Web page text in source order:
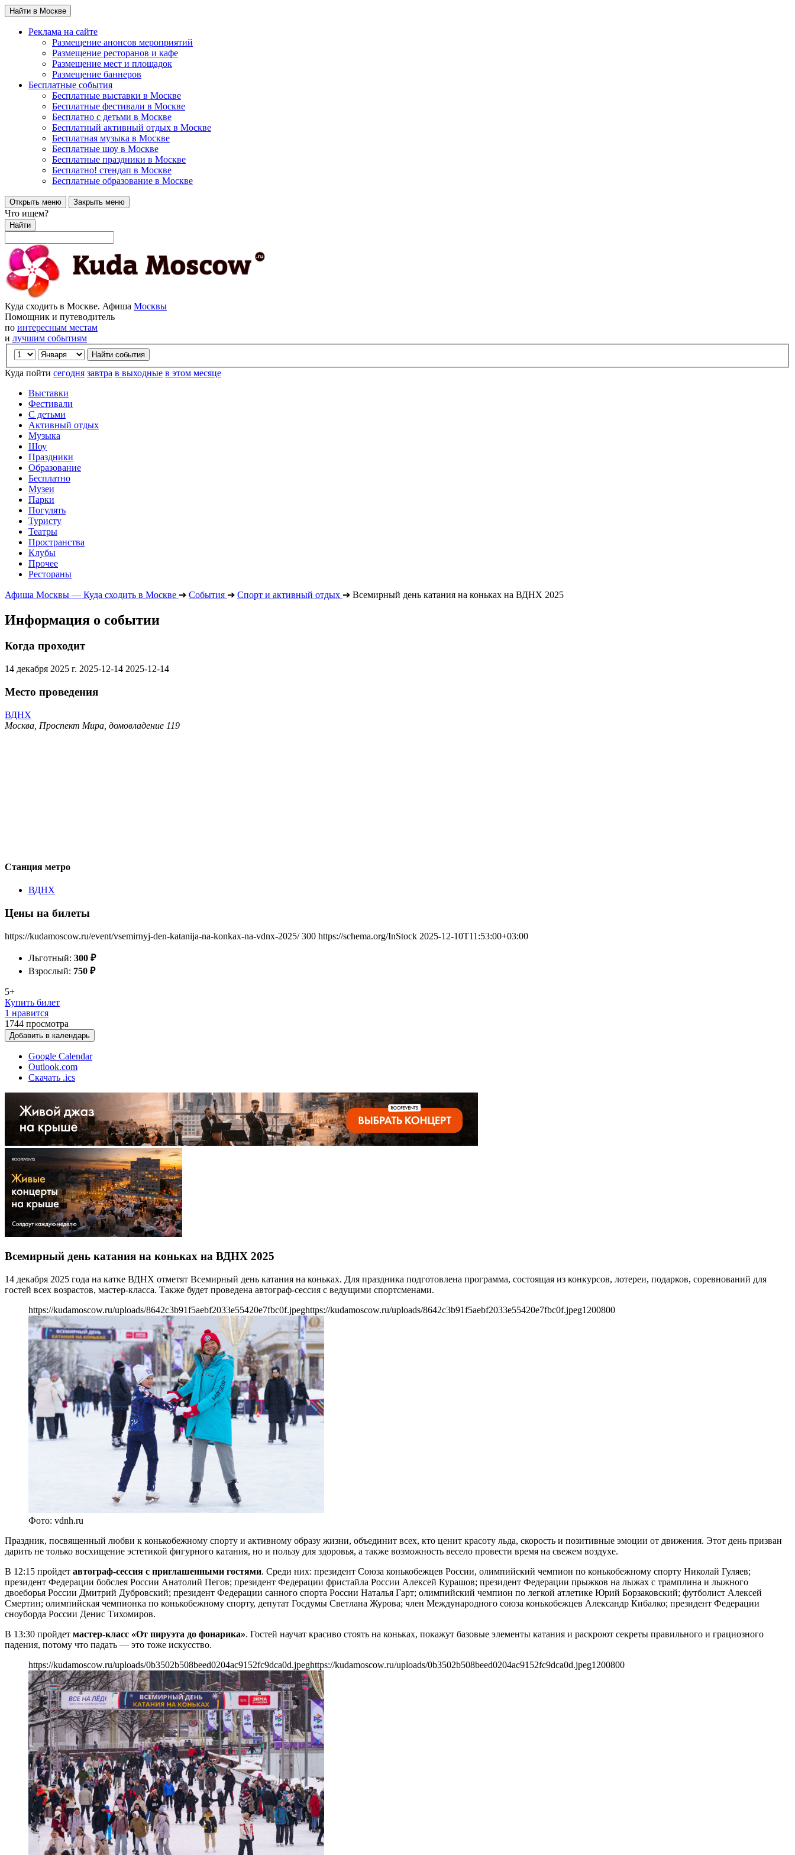
Найти в Москве
Реклама на сайте
Размещение анонсов мероприятий
Размещение ресторанов и кафе
Размещение мест и площадок
Размещение баннеров
Бесплатные события
Бесплатные выставки в Москве
Бесплатные фестивали в Москве
Бесплатно с детьми в Москве
Бесплатный активный отдых в Москве
Бесплатная музыка в Москве
Бесплатные шоу в Москве
Бесплатные праздники в Москве
Бесплатно! стендап в Москве
Бесплатные образование в Москве
Открыть меню Закрыть меню
Что ищем?
Найти
Куда сходить в Москве. Афиша Москвы
Помощник и путеводитель
по интересным местам
и лучшим событиям
Куда пойти сегодня завтра в выходные в этом месяце
Выставки
Фестивали
С детьми
Активный отдых
Музыка
Шоу
Праздники
Образование
Бесплатно
Музеи
Парки
Погулять
Туристу
Театры
Пространства
Клубы
Прочее
Рестораны
Афиша Москвы — Куда сходить в Москве ➔ События ➔ Спорт и активный отдых ➔ Всемирный день катания на коньках на ВДНХ 2025
Информация о событии
Когда проходит
14 декабря 2025 г. 2025-12-14 2025-12-14
Место проведения
ВДНХ
Москва, Проспект Мира, домовладение 119
Станция метро
ВДНХ
Цены на билеты
https://kudamoscow.ru/event/vsemirnyj-den-katanija-na-konkax-na-vdnx-2025/ 300 https://schema.org/InStock 2025-12-10T11:53:00+03:00
Льготный: 300 ₽
Взрослый: 750 ₽
5+
Купить билет
1 нравится
1744 просмотра
Добавить в календарь
Google Calendar
Outlook.com
Скачать .ics
Всемирный день катания на коньках на ВДНХ 2025
14 декабря 2025 года на катке ВДНХ отметят Всемирный день катания на коньках. Для праздника подготовлена программа, состоящая из конкурсов, лотереи, подарков, соревнований для
гостей всех возрастов, мастер-класса. Также будет проведена автограф-сессия с ведущими спортсменами.
https://kudamoscow.ru/uploads/8642c3b91f5aebf2033e55420e7fbc0f.jpeghttps://kudamoscow.ru/uploads/8642c3b91f5aebf2033e55420e7fbc0f.jpeg1200800
Фото: vdnh.ru
Праздник, посвященный любви к конькобежному спорту и активному образу жизни, объединит всех, кто ценит красоту льда, скорость и позитивные эмоции от движения. Этот день призван
дарить не только восхищение эстетикой фигурного катания, но и пользу для здоровья, а также возможность весело провести время на свежем воздухе.
В 12:15 пройдет автограф-сессия с приглашенными гостями. Среди них: президент Союза конькобежцев России, олимпийский чемпион по конькобежному спорту Николай Гуляев;
президент Федерации бобслея России Анатолий Пегов; президент Федерации фристайла России Алексей Курашов; президент Федерации прыжков на лыжах с трамплина и лыжного
двоеборья России Дмитрий Дубровский; президент Федерации санного спорта России Наталья Гарт; олимпийский чемпион по легкой атлетике Юрий Борзаковский; футболист Алексей
Смертин; олимпийская чемпионка по конькобежному спорту, депутат Госдумы Светлана Журова; член Международного союза конькобежцев Александр Кибалко; президент Федерации
сноуборда России Денис Тихомиров.
В 13:30 пройдет мастер-класс «От пируэта до фонарика». Гостей научат красиво стоять на коньках, покажут базовые элементы катания и раскроют секреты правильного и грациозного
падения, потому что падать — это тоже искусство.
https://kudamoscow.ru/uploads/0b3502b508beed0204ac9152fc9dca0d.jpeghttps://kudamoscow.ru/uploads/0b3502b508beed0204ac9152fc9dca0d.jpeg1200800